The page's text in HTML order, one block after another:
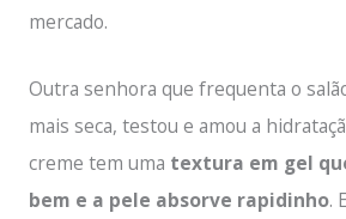
mercado.
Outra senhora que frequenta o
mais seca, testou e amou a
creme tem uma textura em gel
bem e a pele absorve rapidinho.